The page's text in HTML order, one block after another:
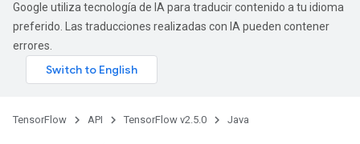
Google utiliza tecnología de IA para traducir contenido a tu idioma
preferido. Las traducciones realizadas con IA pueden contener
errores.
TensorFlow API TensorFlow v2.5.0 Java